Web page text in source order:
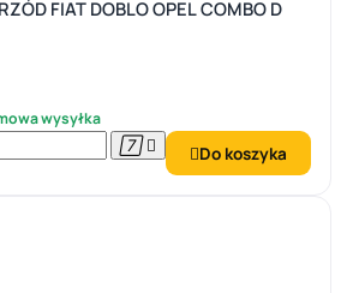
FIAT DOBLO OPEL COMBO D
wysyłka
  Do koszyka